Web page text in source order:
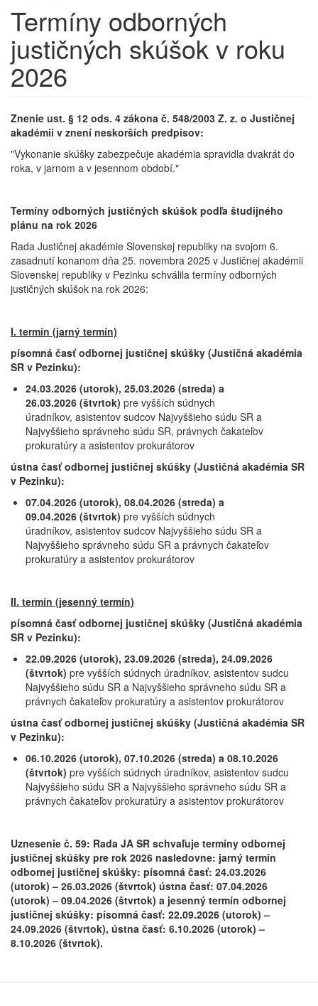
Termíny odborných
justičných skúšok v roku
2026
Znenie ust. § 12 ods. 4 zákona č. 548/2003 Z. z. o Justičnej
akadémii v znení neskorších predpisov:
"Vykonanie skúšky zabezpečuje akadémia spravidla dvakrát do
roka, v jarnom a v jesennom období."
Termíny odborných justičných skúšok podľa študijného
plánu na rok 2026
Rada Justičnej akadémie Slovenskej republiky na svojom 6.
zasadnutí konanom dňa 25. novembra 2025 v Justičnej akadémii
Slovenskej republiky v Pezinku schválila termíny odborných
justičných skúšok na rok 2026:
I. termín (jarný termín)
písomná časť odbornej justičnej skúšky (Justičná akadémia
SR v Pezinku):
24.03.2026 (utorok), 25.03.2026 (streda) a
26.03.2026 (štvrtok) pre vyšších súdnych
úradníkov, asistentov sudcov Najvyššieho súdu SR a
Najvyššieho správneho súdu SR, právnych čakateľov
prokuratúry a asistentov prokurátorov
ústna časť odbornej justičnej skúšky (Justičná akadémia SR
v Pezinku):
07.04.2026 (utorok), 08.04.2026 (streda) a
09.04.2026 (štvrtok) pre vyšších súdnych
úradníkov, asistentov sudcov Najvyššieho súdu SR a
Najvyššieho správneho súdu SR a právnych čakateľov
prokuratúry a asistentov prokurátorov
II. termín (jesenný termín)
písomná časť odbornej justičnej skúšky (Justičná akadémia
SR v Pezinku):
22.09.2026 (utorok), 23.09.2026 (streda), 24.09.2026
(štvrtok) pre vyšších súdnych úradníkov, asistentov sudcu
Najvyššieho súdu SR a Najvyššieho správneho súdu SR a
právnych čakateľov prokuratúry a asistentov prokurátorov
ústna časť odbornej justičnej skúšky (Justičná akadémia SR
v Pezinku):
06.10.2026 (utorok), 07.10.2026 (streda) a 08.10.2026
(štvrtok) pre vyšších súdnych úradníkov, asistentov sudcu
Najvyššieho súdu SR a Najvyššieho správneho súdu SR a
právnych čakateľov prokuratúry a asistentov prokurátorov
Uznesenie č. 59: Rada JA SR schvaľuje termíny odbornej
justičnej skúšky pre rok 2026 nasledovne: jarný termín
odbornej justičnej skúšky: písomná časť: 24.03.2026
(utorok) – 26.03.2026 (štvrtok) ústna časť: 07.04.2026
(utorok) – 09.04.2026 (štvrtok) a jesenný termín odbornej
justičnej skúšky: písomná časť: 22.09.2026 (utorok) –
24.09.2026 (štvrtok), ústna časť: 6.10.2026 (utorok) –
8.10.2026 (štvrtok).